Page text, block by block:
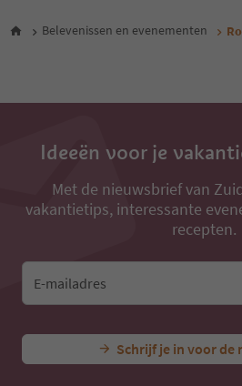
Belevenissen en evenementen
Ideeën voor je
Met de nieuwsbrief van
vakantietips, interessante
recepten.
E-mailadres
Schrijf je in voor de